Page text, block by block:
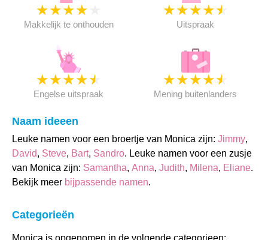
★★★★
Makkelijk te onthouden
★★★★★
Uitspraak
★★★★★
Engelse uitspraak
★★★★★
Mening buitenlanders
Naam ideeen
Leuke namen voor een broertje van Monica zijn: Jimmy,
David, Steve, Bart, Sandro. Leuke namen voor een zusje
van Monica zijn: Samantha, Anna, Judith, Milena, Eliane.
Bekijk meer bijpassende namen.
Categorieën
Monica is opgenomen in de volgende categorieen: